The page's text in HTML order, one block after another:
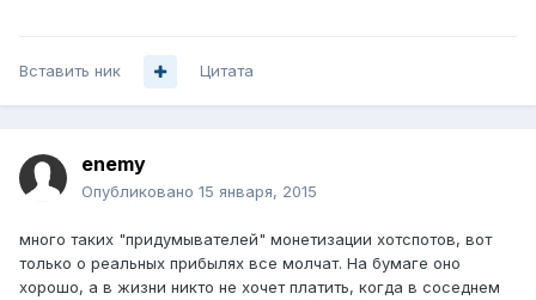
Вставить ник Цитата
enemy
Опубликовано 15 января, 2015
много таких "придумывателей" монетизации хотспотов, вот
только о реальных прибылях все молчат. На бумаге оно
хорошо, а в жизни никто не хочет платить, когда в соседнем